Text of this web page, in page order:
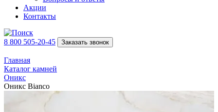
Акции
Контакты
8 800 505-20-45 Заказать звонок
Главная
Каталог камней
Оникс
Оникс Bianco